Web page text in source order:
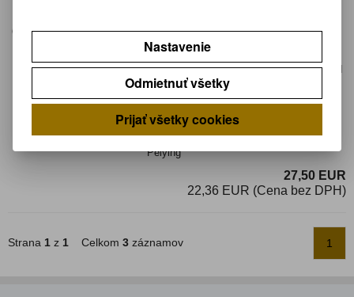
Výrobca:Peiying
Záruka (mesiacov):
Termín dodania(prac.dni)-platí pre sklad
LIESKOVEC:neznámy
Hmotnosť:1 kg
Hmotnosť balenia:
Centrálne zamykanie auta (1+3+2 DO)
Peiying
27,50 EUR
22,36 EUR (Cena bez DPH)
Strana 1 z 1 Celkom 3 záznamov 1
Nastavenie
Odmietnuť všetky
Prijať všetky cookies